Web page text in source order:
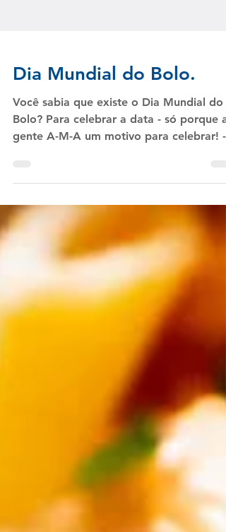
Dia Mundial do Bolo.
Você sabia que existe o Dia Mundial do
Bolo? Para celebrar a data - só porque a
nós reunimos...